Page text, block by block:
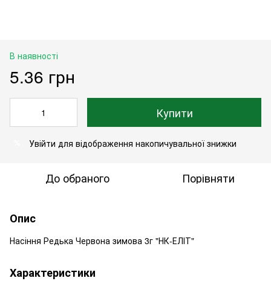
В наявності
5.36 грн
Купити
Увійти для відображення накопичувальної знижки
До обраного Порівняти
Опис
Насіння Редька Червона зимова 3г "НК-ЕЛІТ"
Характеристики